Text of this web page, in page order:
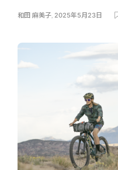
和田 麻美子, 2025年5月23日